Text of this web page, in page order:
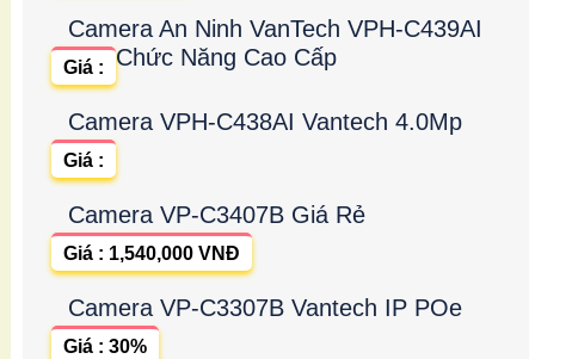
Camera An Ninh VanTech VPH-C439AI
Chức Năng Cao Cấp
Giá :
Camera VPH-C438AI Vantech 4.0Mp
Giá :
Camera VP-C3407B Giá Rẻ
Giá : 1,540,000 VNĐ
Camera VP-C3307B Vantech IP POe
Giá : 30%